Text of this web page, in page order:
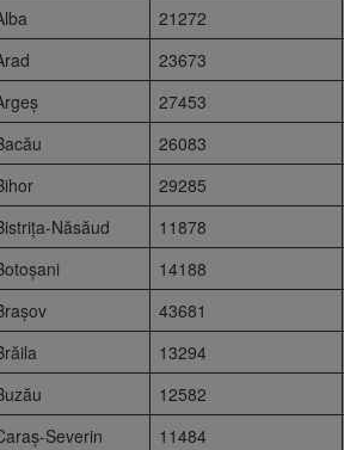
21272
23673
27453
26083
29285
Năsăud 11878
14188
43681
13294
12582
Severin 11484